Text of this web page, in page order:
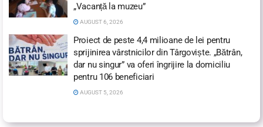
„Vacanță la muzeu”
AUGUST 6, 2026
Proiect de peste 4,4 milioane de lei pentru
sprijinirea vârstnicilor din Târgoviște. „Bătrân,
dar nu singur” va oferi îngrijire la domiciliu
pentru 106 beneficiari
AUGUST 5, 2026